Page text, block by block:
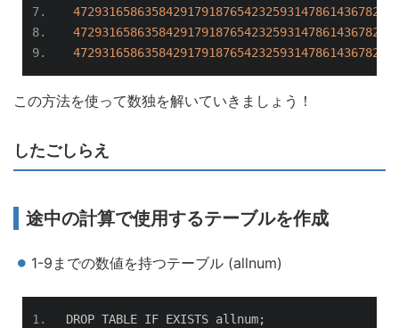
この方法を使って数独を解いていきましょう！
したごしらえ
途中の計算で使用するテーブルを作成
1-9までの数値を持つテーブル (allnum)
DROP TABLE IF EXISTS allnum;